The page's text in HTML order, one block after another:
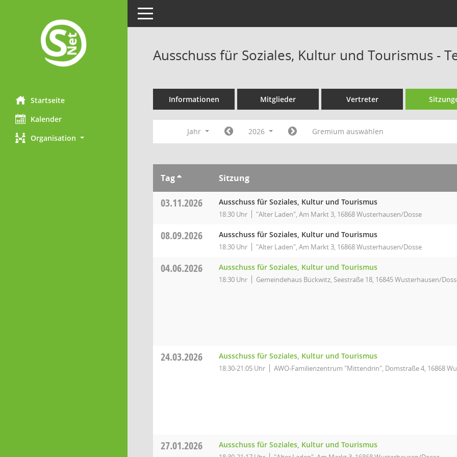
Startseite
Kalender
Organisation
Toggle navigation
Ausschuss für Soziales, Kultur und Tourismus -
Informationen Mitglieder Vertreter
Jahr 2026 Gremium auswählen
Tag Sitzung
03.11.2026 Ausschuss für Soziales, Kultur und Tourismus
18:30 Uhr "Alter Laden", Am Markt 3, 16868 Wusterhausen/Dosse
08.09.2026 Ausschuss für Soziales, Kultur und Tourismus
18:30 Uhr "Alter Laden", Am Markt 3, 16868 Wusterhausen/Dosse
04.06.2026 Ausschuss für Soziales, Kultur und Tourismus
18:30 Uhr Gemeindehaus Bückwitz, Seestraße 18, 16845 Wusterhausen/
24.03.2026 Ausschuss für Soziales, Kultur und Tourismus
18:30-21:05 Uhr AWO-Familienzentrum "Mittendrin", Domstraße 4, 16868
27.01.2026 Ausschuss für Soziales, Kultur und Tourismus